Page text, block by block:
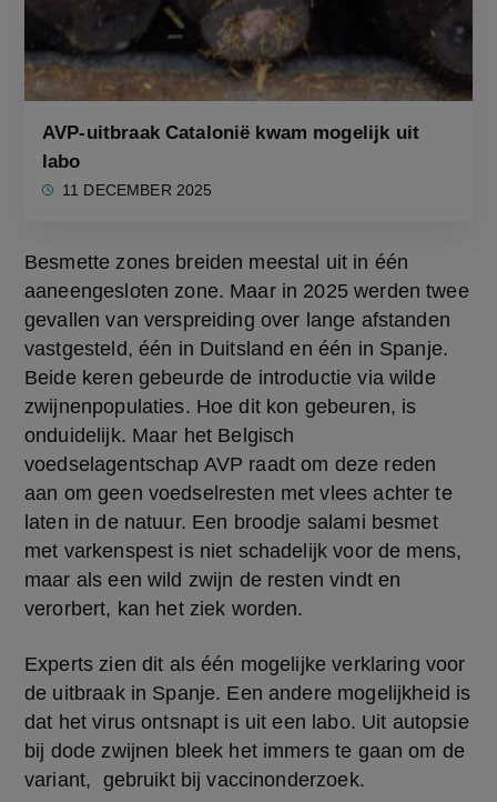
AVP-uitbraak Catalonië kwam mogelijk uit
labo
11 DECEMBER 2025
Besmette zones breiden meestal uit in één
aaneengesloten zone. Maar in 2025 werden twee
gevallen van verspreiding over lange afstanden
vastgesteld, één in Duitsland en één in Spanje.
Beide keren gebeurde de introductie via wilde
zwijnenpopulaties. Hoe dit kon gebeuren, is
onduidelijk. Maar het Belgisch
voedselagentschap AVP raadt om deze reden
aan om geen voedselresten met vlees achter te
laten in de natuur. Een broodje salami besmet
met varkenspest is niet schadelijk voor de mens,
maar als een wild zwijn de resten vindt en
verorbert, kan het ziek worden.
Experts zien dit als één mogelijke verklaring voor
de uitbraak in Spanje. Een andere mogelijkheid is
dat het virus ontsnapt is uit een labo. Uit autopsie
bij dode zwijnen bleek het immers te gaan om de
variant,  gebruikt bij vaccinonderzoek.